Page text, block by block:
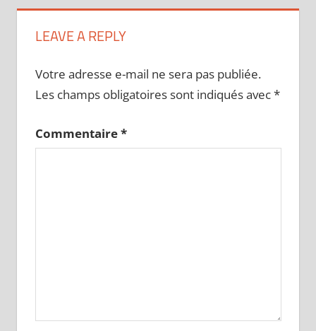
LEAVE A REPLY
Votre adresse e-mail ne sera pas publiée.
Les champs obligatoires sont indiqués avec*
Commentaire*